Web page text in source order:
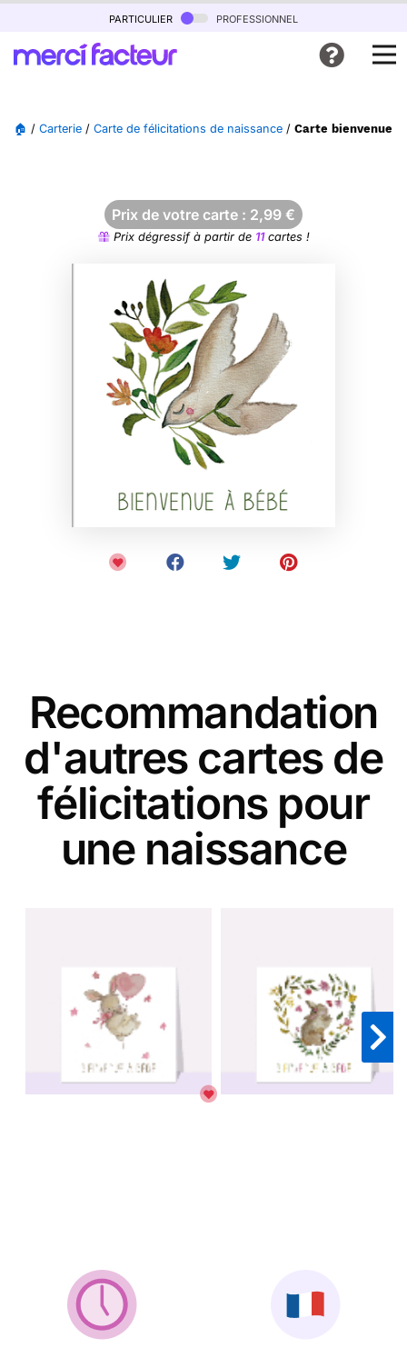
particulier professionnel
🏠 / Carterie / Carte de félicitations de naissance / Carte bienvenue
Prix de votre carte : 2,99 €
Prix dégressif à partir de 11cartes !
Recommandation
d'autres cartes de
félicitations pour
une naissance